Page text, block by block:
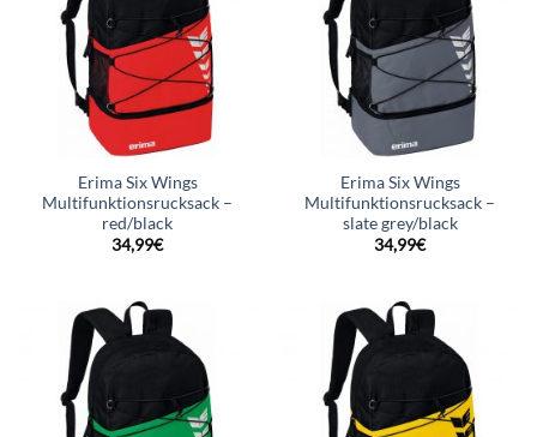
Erima Six Wings
Multifunktionsrucksack –
red/black
34,99€
Erima Six Wings
Multifunktionsrucksack –
slate grey/black
34,99€